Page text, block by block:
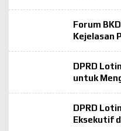
Forum
Kejelasan
DPRD
untuk
DPRD
Eksekutif